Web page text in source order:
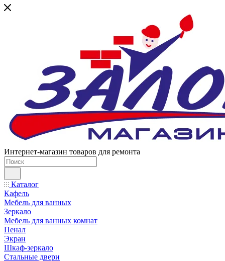
Интернет-магазин товаров для ремонта
Каталог
Кафель
Мебель для ванных
Зеркало
Мебель для ванных комнат
Пенал
Экран
Шкаф-зеркало
Стальные двери